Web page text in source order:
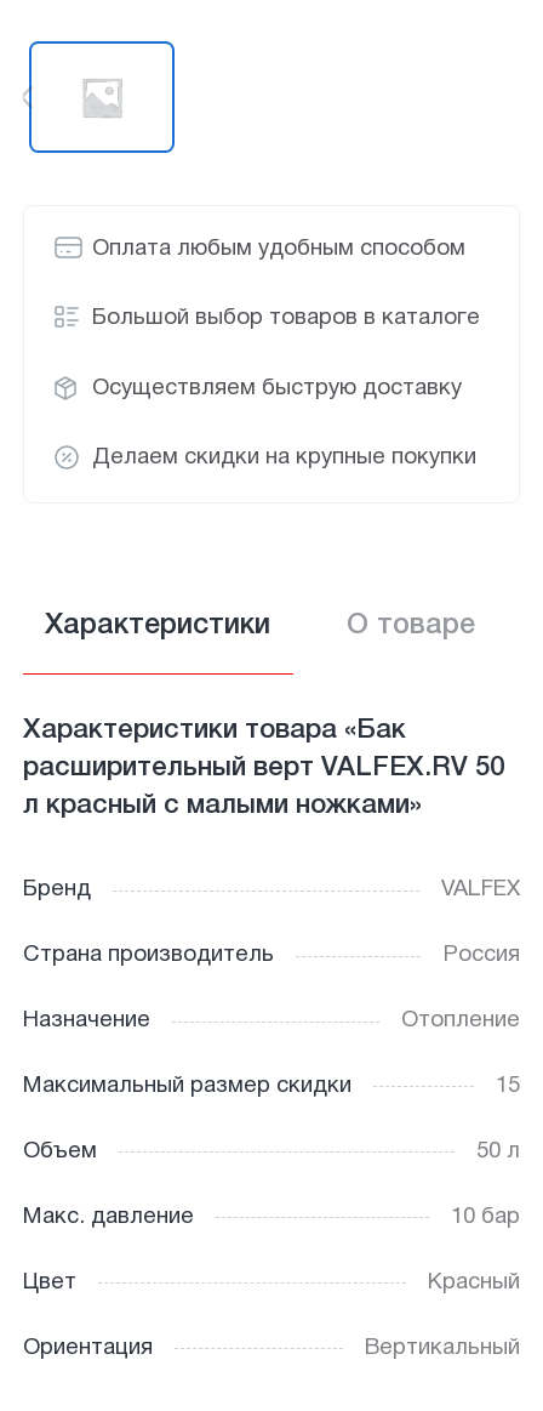
Оплата любым удобным способом
Большой выбор товаров в каталоге
Осуществляем быструю доставку
Делаем скидки на крупные покупки
Характеристики О товаре
Характеристики товара «Бак
расширительный верт VALFEX.RV 50
л красный с малыми ножками»
Бренд VALFEX
Страна производитель Россия
Назначение Отопление
Максимальный размер скидки 15
Объем 50 л
Макс. давление 10 бар
Цвет Красный
Ориентация Вертикальный